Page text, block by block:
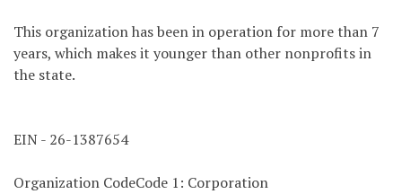
This organization has been in operation for more than 7
years, which makes it younger than other nonprofits in
the state.
EIN - 26-1387654
Organization CodeCode 1: Corporation